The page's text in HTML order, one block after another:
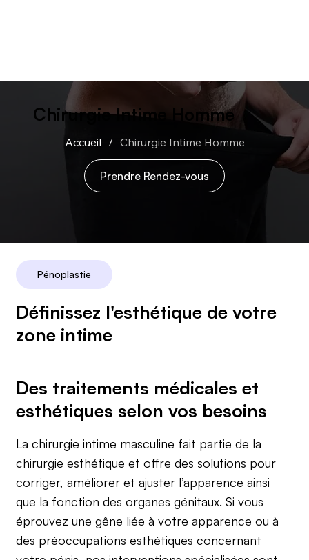
Chirurgie Intime Homme
Accueil / Chirurgie Intime Homme
Prendre Rendez-vous
Pénoplastie
Définissez l'esthétique de votre
zone intime
Des traitements médicales et
esthétiques selon vos besoins
La chirurgie intime masculine fait partie de la
chirurgie esthétique et offre des solutions pour
corriger, améliorer et ajuster l’apparence ainsi
que la fonction des organes génitaux. Si vous
éprouvez une gêne liée à votre apparence ou à
des préoccupations esthétiques concernant